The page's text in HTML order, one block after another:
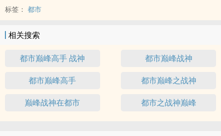
标签： 都市
相关搜索
都市巅峰高手 战神 都市巅峰战神
都市巅峰高手 都市巅峰之战神
巅峰战神在都市 都市之战神巅峰